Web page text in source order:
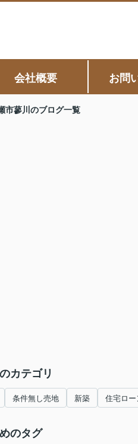
会社概要 お問
市蓼川のブログ一覧
カテゴリ
条件無し売地 新築 住宅ロー
のタグ